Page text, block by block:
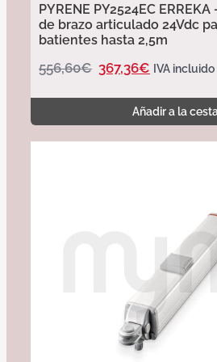
PYRENE PY2524EC
de brazo articulado 24Vdc
batientes hasta 2,5m
556,60€ 367,36€ IVA incluido
Añadir a la cesta